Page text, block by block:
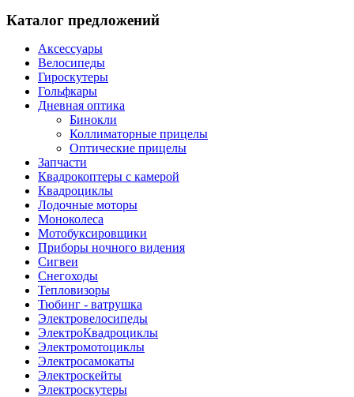
Каталог предложений
Аксессуары
Велосипеды
Гироскутеры
Гольфкары
Дневная оптика
Бинокли
Коллиматорные прицелы
Оптические прицелы
Запчасти
Квадрокоптеры с камерой
Квадроциклы
Лодочные моторы
Моноколеса
Мотобуксировщики
Приборы ночного видения
Сигвеи
Снегоходы
Тепловизоры
Тюбинг - ватрушка
Электровелосипеды
ЭлектроКвадроциклы
Электромотоциклы
Электросамокаты
Электроскейты
Электроскутеры